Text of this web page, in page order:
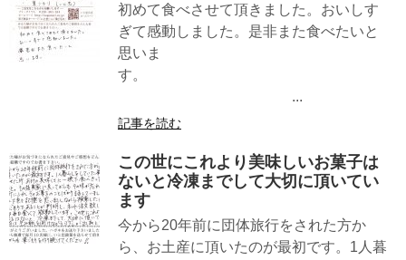
初めて食べさせて頂きました。おいしす
ぎて感動しました。是非また食べたいと
思いま
す。
...
記事を読む
この世にこれより美味しいお菓子は
ないと冷凍までして大切に頂いてい
ます
今から20年前に団体旅行をされた方か
ら、お土産に頂いたのが最初です。1人暮